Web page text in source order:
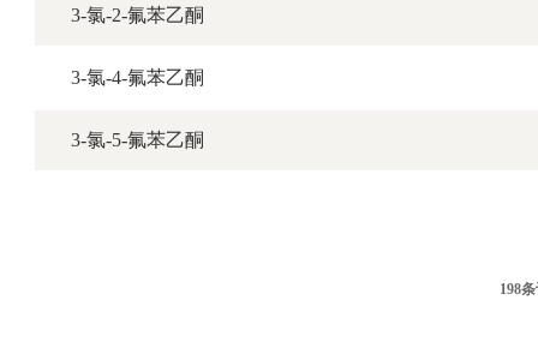
3-氯-2-氟苯乙酮
3-氯-4-氟苯乙酮
3-氯-5-氟苯乙酮
198